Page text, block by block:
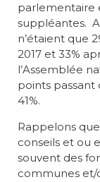
parlementaire
suppléantes.
n’étaient que
2017 et 33%
l’Assemblée
points passant
41%.
Rappelons
conseils et ou
souvent des
communes et/